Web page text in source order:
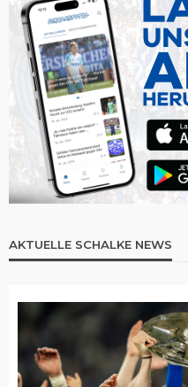
AKTUELLE SCHALKE NEWS